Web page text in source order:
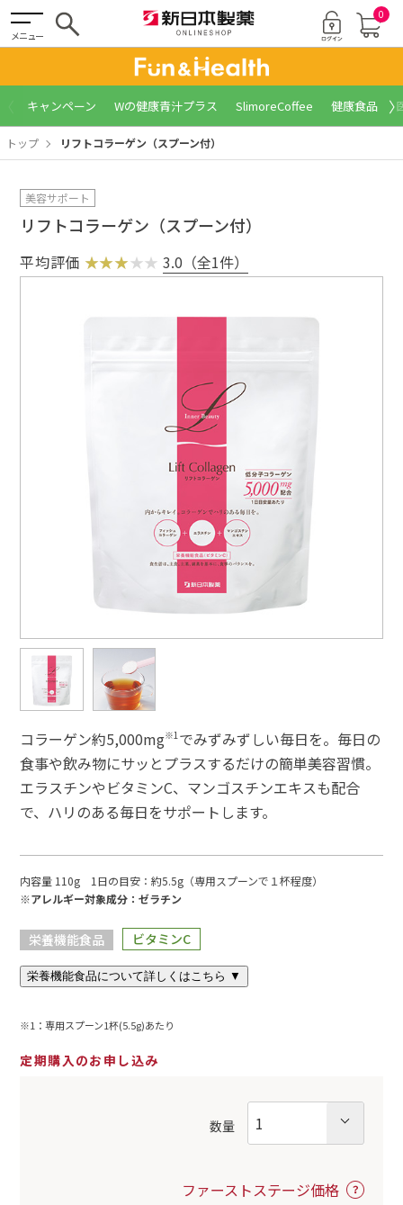
メニュー
0
キャンペーン Wの健康青汁プラス SlimoreCoffee 健康食品 〉
トップ リフトコラーゲン（スプーン付）
美容サポート
リフトコラーゲン（スプーン付）
平均評価 3.0（全1件）
コラーゲン約5,000mg※1でみずみずしい毎日を。毎日の
食事や飲み物にサッとプラスするだけの簡単美容習慣。
エラスチンやビタミンC、マンゴスチンエキスも配合
で、ハリのある毎日をサポートします。
内容量 110g 1日の目安：約5.5g（専用スプーンで１杯程度）
※アレルギー対象成分：ゼラチン
栄養機能食品 ビタミンC
栄養機能食品について詳しくはこちら ▼
※1：専用スプーン1杯(5.5g)あたり
定期購入のお申し込み
数量
ファーストステージ価格